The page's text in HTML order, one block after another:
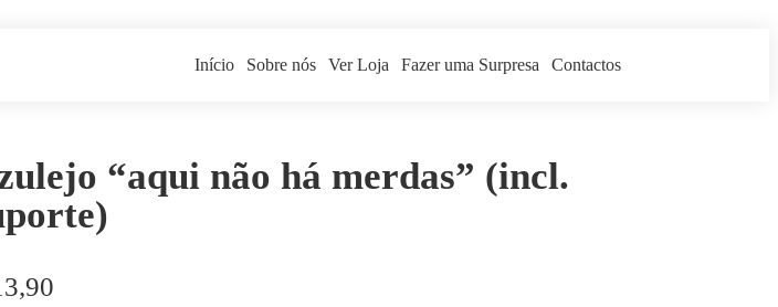
Início Sobre nós Ver Loja Fazer uma Surpresa Contactos
“aqui não há merdas” (incl.